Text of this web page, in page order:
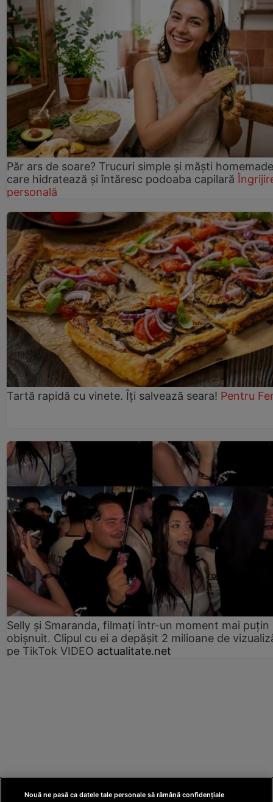
Păr ars de soare? Trucuri simple și măști homemade
care hidratează și întăresc podoaba capilară
personală
Tartă rapidă cu vinete. Îți salvează seara! Pentru
Selly și Smaranda, filmați într-un moment mai puțin
obișnuit. Clipul cu ei a depășit 2 milioane de
pe TikTok VIDEO actualitate.net
Nouă ne pasă ca datele tale personale să rămână confidențiale